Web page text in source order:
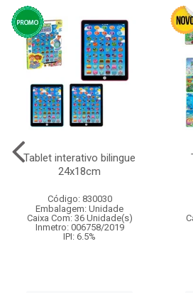
Tablet interativo bilingue
24x18cm
Código: 830030
Embalagem: Unidade
Caixa Com: 36 Unidade(s)
Inmetro: 006758/2019
IPI: 6.5%